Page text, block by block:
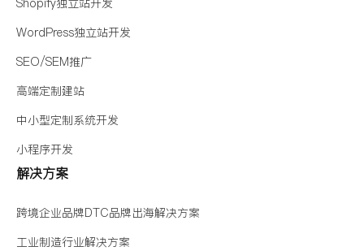
Shopify独立站开发
WordPress独立站开发
SEO/SEM推广
高端定制建站
中小型定制系统开发
小程序开发
解决方案
跨境企业品牌DTC品牌出海解决方案
工业制造行业解决方案